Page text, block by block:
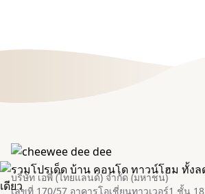
บริษัท เอพี (ไทยแลนด์) จำกัด (มหาชน)
เลขที่ 170/57 อาคารโอเชี่ยนทาวเวอร์1 ชั้น 18